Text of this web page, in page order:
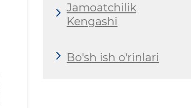
Jamoatchilik
Kengashi
Bo'sh ish o'rinlari